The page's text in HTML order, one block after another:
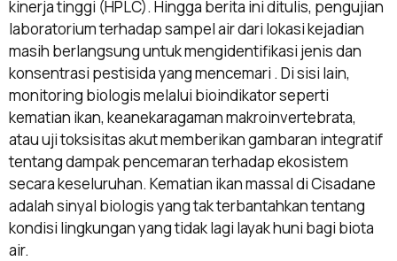
kinerja tinggi (HPLC). Hingga berita ini ditulis, pengujian
laboratorium terhadap sampel air dari lokasi kejadian
masih berlangsung untuk mengidentifikasi jenis dan
konsentrasi pestisida yang mencemari . Di sisi lain,
monitoring biologis melalui bioindikator seperti
kematian ikan, keanekaragaman makroinvertebrata,
atau uji toksisitas akut memberikan gambaran integratif
tentang dampak pencemaran terhadap ekosistem
secara keseluruhan. Kematian ikan massal di Cisadane
adalah sinyal biologis yang tak terbantahkan tentang
kondisi lingkungan yang tidak lagi layak huni bagi biota
air.